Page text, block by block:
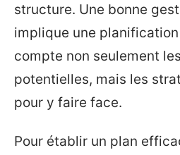
structure. Une bonne
implique une
compte non seulement
potentielles, mais les
pour y faire face.
Pour établir un plan